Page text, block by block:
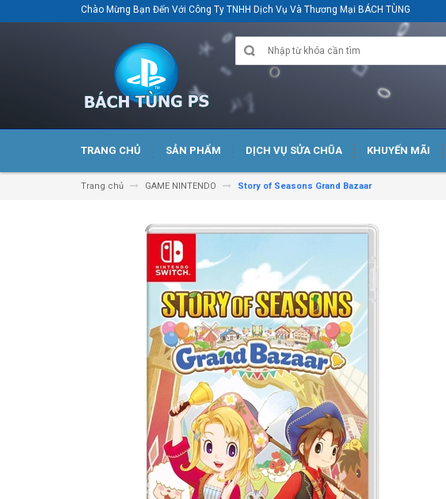
Chào Mừng Bạn Đến Với Công Ty TNHH Dịch Vụ Và Thương Mại BÁCH TÙNG
TRANG CHỦ SẢN PHẨM DỊCH VỤ SỬA CHŨA KHUYẾN MÃI
Trang chủ GAME NINTENDO Story of Seasons Grand Bazaar